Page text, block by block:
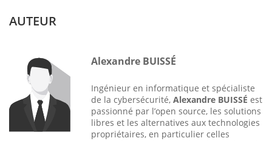
AUTEUR
Alexandre BUISSÉ
Ingénieur en informatique et spécialiste
de la cybersécurité, Alexandre BUISSÉ est
passionné par l’open source, les solutions
libres et les alternatives aux technologies
propriétaires, en particulier celles